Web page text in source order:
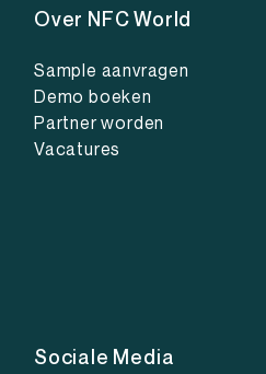
Over NFC World
Sample aanvragen
Demo boeken
Partner worden
Vacatures
Sociale Media